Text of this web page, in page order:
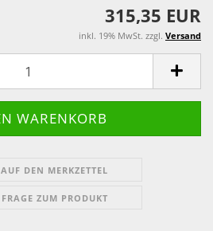
315,35 EUR
inkl. 19% MwSt. zzgl. Versand
AUF DEN MERKZETTEL
FRAGE ZUM PRODUKT